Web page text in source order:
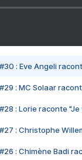
#30 : Eve Angeli
#29 : MC Solaar
#28 : Lorie raconte
#27 : Christophe
#26 : Chimène Badi